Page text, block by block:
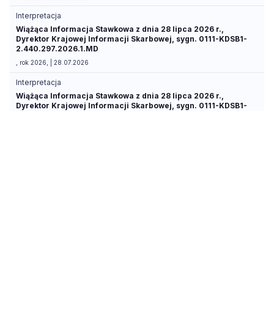
Interpretacja
Wiążąca Informacja Stawkowa z dnia 28 lipca 2026 r.,
Dyrektor Krajowej Informacji Skarbowej, sygn. 0111-KDSB1-
2.440.297.2026.1.MD
, rok 2026, | 28.07.2026
Interpretacja
Wiążąca Informacja Stawkowa z dnia 28 lipca 2026 r.,
Dyrektor Krajowej Informacji Skarbowej, sygn. 0111-KDSB1-